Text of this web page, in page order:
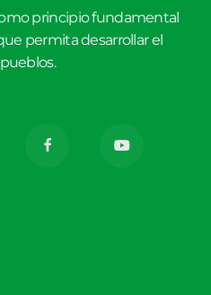
principio fundamental
permita desarrollar el